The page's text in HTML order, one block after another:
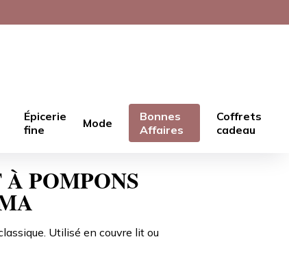
Épicerie
fine
Mode
Bonnes
Affaires
Coffrets
cadeau
POMPONS
Utilisé en couvre lit ou